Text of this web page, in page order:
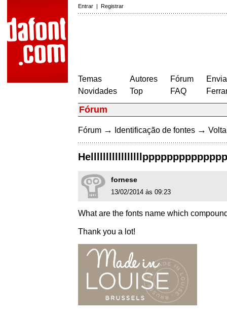
Entrar | Registrar
Temas
Novidades
Autores
Top
Fórum
FAQ
Fórum
Fórum → Identificação de fontes →
fornese
13/02/2014 às 09:23
What are the fonts name which
Thank you a lot!